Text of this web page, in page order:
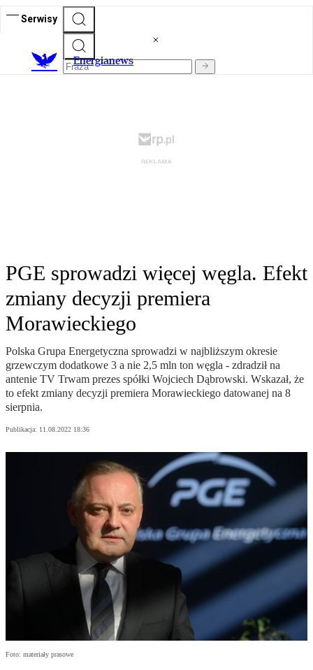
Serwisy
Energianews
PGE sprowadzi więcej węgla. Efekt
zmiany decyzji premiera
Morawieckiego
Polska Grupa Energetyczna sprowadzi w najbliższym okresie
grzewczym dodatkowe 3 a nie 2,5 mln ton węgla - zdradził na
antenie TV Trwam prezes spółki Wojciech Dąbrowski. Wskazał, że
to efekt zmiany decyzji premiera Morawieckiego datowanej na 8
sierpnia.
Publikacja: 11.08.2022 18:36
Foto: materiały prasowe